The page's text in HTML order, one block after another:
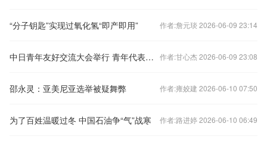
“分子钥匙”实现过氧化氢“即产即用” 作者:詹元琰 2026-06-09 23:14
中日青年友好交流大会举行 青年代表以心相交共筑和平 作者:甘心杰 2026-06-09 23:08
邵永灵：亚美尼亚选举被疑舞弊 作者:雍姣建 2026-06-10 07:50
为了百姓温暖过冬 中国石油争“气”战寒 作者:路进婷 2026-06-10 06:49